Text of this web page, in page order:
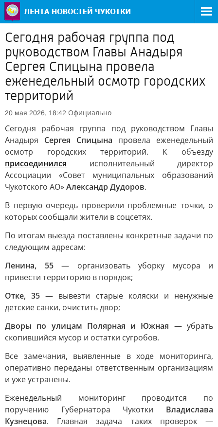
Сегодня рабочая группа под
руководством Главы Анадыря
Сергея Спицына провела
еженедельный осмотр городских
территорий
20 мая 2026, 18:42 Официально
Сегодня рабочая группа под руководством Главы
Анадыря Сергея Спицына провела еженедельный
осмотр городских территорий. К объезду
присоединился исполнительный директор
Ассоциации «Совет муниципальных образований
Чукотского АО»Александр Дудоров.
В первую очередь проверили проблемные точки, о
которых сообщали жители в соцсетях.
По итогам выезда поставлены конкретные задачи по
следующим адресам:
Ленина, 55— организовать уборку мусора и
привести территорию в порядок;
Отке, 35 — вывезти старые коляски и ненужные
детские санки, очистить двор;
Дворы по улицам Полярная и Южная — убрать
скопившийся мусор и остатки сугробов.
Все замечания, выявленные в ходе мониторинга,
оперативно переданы ответственным организациям
и уже устранены.
Еженедельный мониторинг проводится по
поручению Губернатора Чукотки Владислава
Кузнецова. Главная задача таких проверок —